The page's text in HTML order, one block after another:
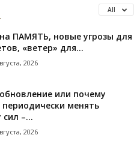
All
ПАМЯТЬ, новые угрозы для
«ветер» для...
2026
или почему
менять
сил –...
2026